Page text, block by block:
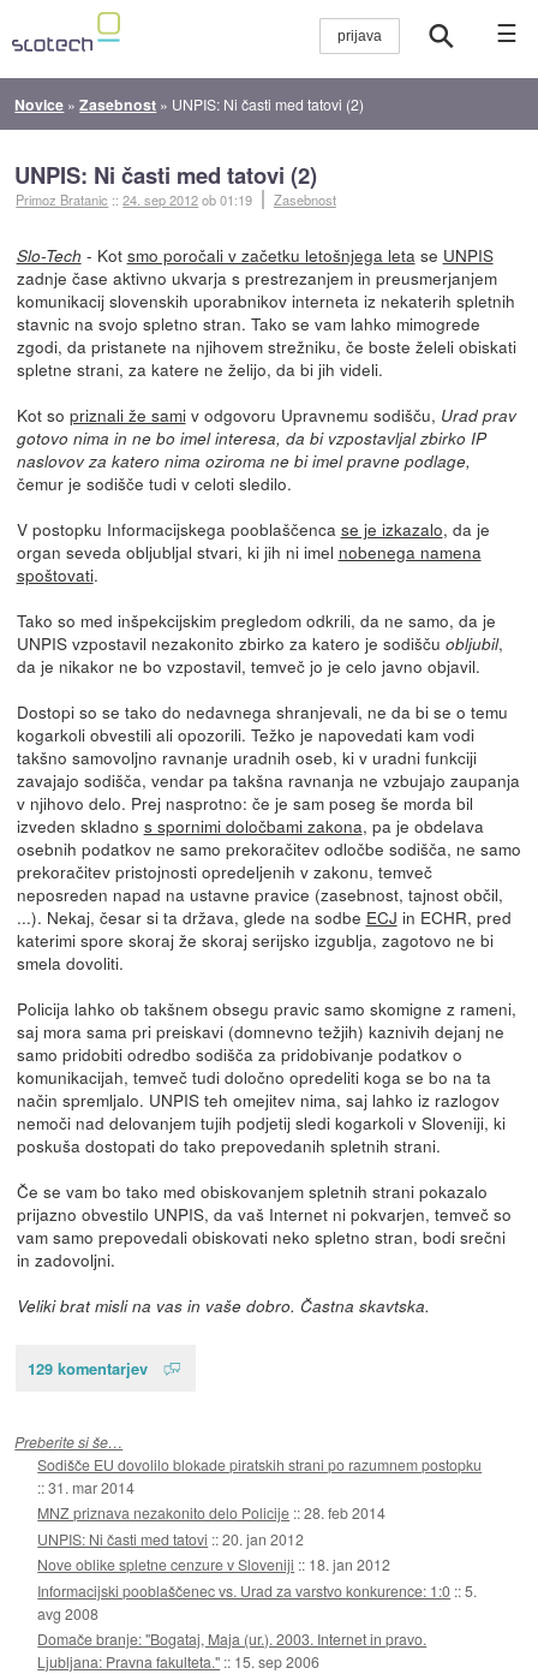
☰
Novice »Zasebnost » UNPIS: Ni časti med tatovi (2)
UNPIS: Ni časti med tatovi (2)
Primoz Bratanic ::24. sep 2012ob 01:19 Zasebnost
Slo-Tech - Kot smo poročali v začetku letošnjega leta se UNPIS
zadnje čase aktivno ukvarja s prestrezanjem in preusmerjanjem
komunikacij slovenskih uporabnikov interneta iz nekaterih spletnih
stavnic na svojo spletno stran. Tako se vam lahko mimogrede
zgodi, da pristanete na njihovem strežniku, če boste želeli obiskati
spletne strani, za katere ne želijo, da bi jih videli.
Kot so priznali že samiv odgovoru Upravnemu sodišču, Urad prav
gotovo nima in ne bo imel interesa, da bi vzpostavljal zbirko IP
naslovov za katero nima oziroma ne bi imel pravne podlage,
čemur je sodišče tudi v celoti sledilo.
V postopku Informacijskega pooblaščenca se je izkazalo, da je
organ seveda obljubljal stvari, ki jih ni imel nobenega namena
spoštovati.
Tako so med inšpekcijskim pregledom odkrili, da ne samo, da je
UNPIS vzpostavil nezakonito zbirko za katero je sodišču obljubil,
da je nikakor ne bo vzpostavil, temveč jo je celo javno objavil.
Dostopi so se tako do nedavnega shranjevali, ne da bi se o temu
kogarkoli obvestili ali opozorili. Težko je napovedati kam vodi
takšno samovoljno ravnanje uradnih oseb, ki v uradni funkciji
zavajajo sodišča, vendar pa takšna ravnanja ne vzbujajo zaupanja
v njihovo delo. Prej nasprotno: če je sam poseg še morda bil
izveden skladno s spornimi določbami zakona, pa je obdelava
osebnih podatkov ne samo prekoračitev odločbe sodišča, ne samo
prekoračitev pristojnosti opredeljenih v zakonu, temveč
neposreden napad na ustavne pravice (zasebnost, tajnost občil,
...). Nekaj, česar si ta država, glede na sodbe ECJ in ECHR, pred
katerimi spore skoraj že skoraj serijsko izgublja, zagotovo ne bi
smela dovoliti.
Policija lahko ob takšnem obsegu pravic samo skomigne z rameni,
saj mora sama pri preiskavi (domnevno težjih) kaznivih dejanj ne
samo pridobiti odredbo sodišča za pridobivanje podatkov o
komunikacijah, temveč tudi določno opredeliti koga se bo na ta
način spremljalo. UNPIS teh omejitev nima, saj lahko iz razlogov
nemoči nad delovanjem tujih podjetij sledi kogarkoli v Sloveniji, ki
poskuša dostopati do tako prepovedanih spletnih strani.
Če se vam bo tako med obiskovanjem spletnih strani pokazalo
prijazno obvestilo UNPIS, da vaš Internet ni pokvarjen, temveč so
vam samo prepovedali obiskovati neko spletno stran, bodi srečni
in zadovoljni.
Veliki brat misli na vas in vaše dobro. Častna skavtska.
129 komentarjev
Preberite si še…
Sodišče EU dovolilo blokade piratskih strani po razumnem postopku
::31. mar 2014
MNZ priznava nezakonito delo Policije ::28. feb 2014
UNPIS: Ni časti med tatovi ::20. jan 2012
Nove oblike spletne cenzure v Sloveniji :: 18. jan 2012
Informacijski pooblaščenec vs. Urad za varstvo konkurence: 1:0 ::5.
avg 2008
Domače branje: "Bogataj, Maja (ur.). 2003. Internet in pravo.
Ljubljana: Pravna fakulteta." :: 15. sep 2006